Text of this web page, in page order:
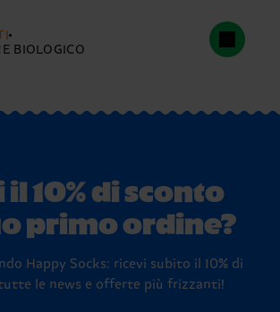
BIOLOGICO
10% di sconto
primo ordine?
Happy Socks: ricevi subito il 10% di
le news e offerte più frizzanti!